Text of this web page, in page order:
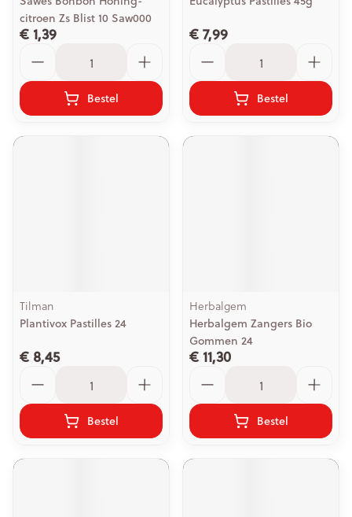
citroen Zs Blist 10 Saw000
€ 1,39
Bestel
€ 7,99
Bestel
Tilman
Plantivox Pastilles 24
€ 8,45
Bestel
Herbalgem
Herbalgem Zangers Bio
Gommen 24
€ 11,30
Bestel